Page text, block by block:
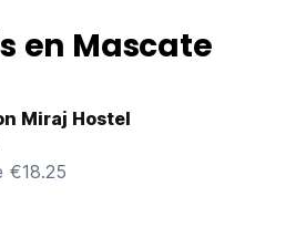
en Mascate
Miraj Hostel
€18.25